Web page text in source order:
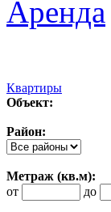
Аренда
Квартиры
Объект:
Район:
Метраж (кв.м):
от
до